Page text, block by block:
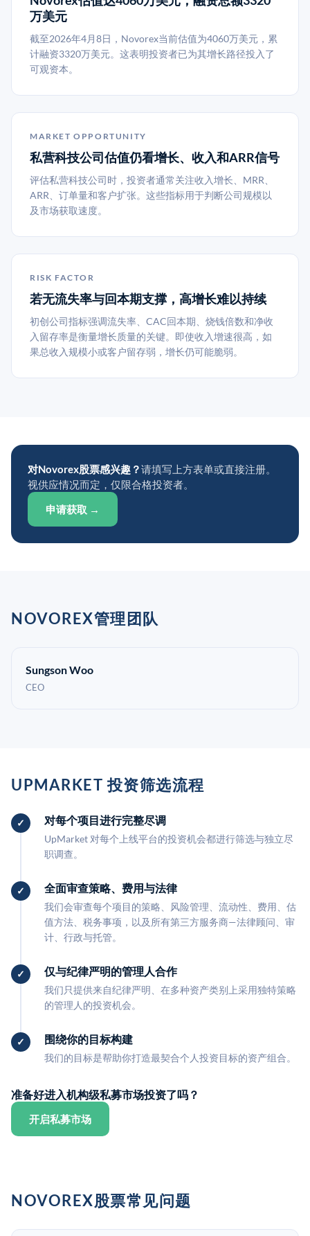
万美元
截至2026年4月8日，Novorex当前估值为4060万美元，累
计融资3320万美元。这表明投资者已为其增长路径投入了
可观资本。
MARKET OPPORTUNITY
私营科技公司估值仍看增长、收入和ARR信号
评估私营科技公司时，投资者通常关注收入增长、MRR、
ARR、订单量和客户扩张。这些指标用于判断公司规模以
及市场获取速度。
RISK FACTOR
若无流失率与回本期支撑，高增长难以持续
初创公司指标强调流失率、CAC回本期、烧钱倍数和净收
入留存率是衡量增长质量的关键。即使收入增速很高，如
果总收入规模小或客户留存弱，增长仍可能脆弱。
对Novorex股票感兴趣？请填写上方表单或直接注册。
视供应情况而定，仅限合格投资者。
申请获取 →
NOVOREX管理团队
Sungson Woo
CEO
UPMARKET 投资筛选流程
对每个项目进行完整尽调
UpMarket 对每个上线平台的投资机会都进行筛选与独立尽
职调查。
全面审查策略、费用与法律
我们会审查每个项目的策略、风险管理、流动性、费用、估
值方法、税务事项，以及所有第三方服务商—法律顾问、审
计、行政与托管。
仅与纪律严明的管理人合作
我们只提供来自纪律严明、在多种资产类别上采用独特策略
的管理人的投资机会。
围绕你的目标构建
我们的目标是帮助你打造最契合个人投资目标的资产组合。
准备好进入机构级私募市场投资了吗？
开启私募市场
NOVOREX股票常见问题